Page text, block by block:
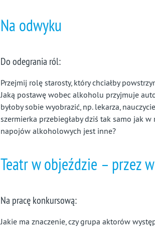
Na odwyku
Do odegrania ról:
Przejmij rolę starosty, który chciałby
Jaką postawę wobec alkoholu przyjmuje
byłoby sobie wyobrazić, np. lekarza,
szermierka przebiegłaby dziś tak samo jak
napojów alkoholowych jest inne?
Teatr w objeździe – przez
Na pracę konkursową:
Jakie ma znaczenie, czy grupa aktorów